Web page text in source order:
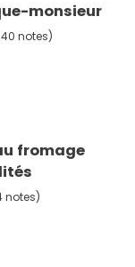
monsieur
notes)
fromage
notes)